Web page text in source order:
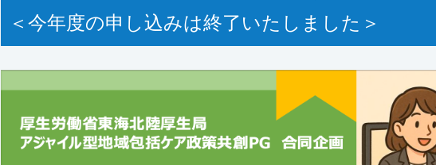
＜今年度の申し込みは終了いたしました＞